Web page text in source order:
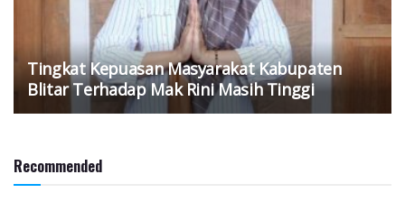
Tingkat Kepuasan Masyarakat Kabupaten
Blitar Terhadap Mak Rini Masih Tinggi
Recommended